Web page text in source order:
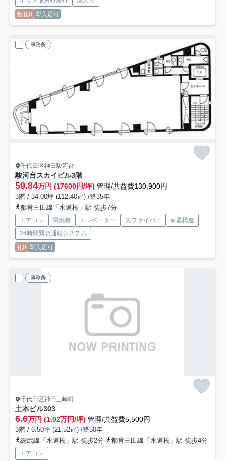
敷礼0 即入居可
事務所
千代田区神田駿河台
駿河台スカイビル3階
59.84万円 (17600円/坪) 管理/共益費130,900円
3階 / 34.00坪 (112.40㎡) /築35年
都営三田線「水道橋」駅 徒歩7分
エアコン 電気有 エレベーター 光ファイバー
耐震構造
24時間緊急通報システム
礼0 即入居可
事務所
千代田区神田三崎町
土本ビル303
6.6万円 (1.02万円/坪) 管理/共益費5,500円
3階 / 6.50坪 (21.52㎡) /築50年
総武線「水道橋」駅 徒歩2分
都営三田線「水道橋」駅 徒歩4分
エアコン